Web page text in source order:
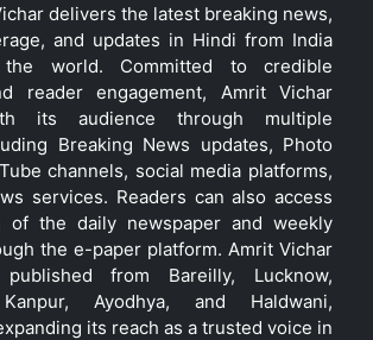
delivers the latest breaking news,
and updates in Hindi from India
world. Committed to credible
reader engagement, Amrit Vichar
its audience through multiple
Breaking News updates, Photo
channels, social media platforms,
services. Readers can also access
of the daily newspaper and weekly
the e-paper platform. Amrit Vichar
from Bareilly, Lucknow,
Kanpur, Ayodhya, and Haldwani,
its reach as a trusted voice in